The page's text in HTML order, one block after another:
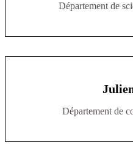
Département de
Département de